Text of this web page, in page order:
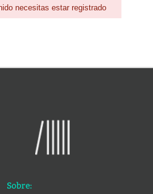
necesitas estar registrado
Sobre: